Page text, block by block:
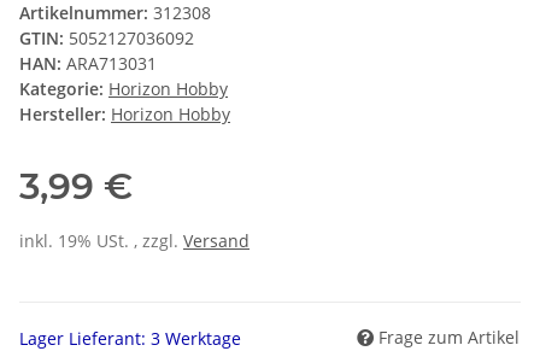
Artikelnummer: 312308
GTIN: 5052127036092
HAN: ARA713031
Kategorie: Horizon Hobby
Hersteller: Horizon Hobby
3,99 €
inkl. 19% USt. , zzgl. Versand
Lager Lieferant: 3 Werktage Frage zum Artikel